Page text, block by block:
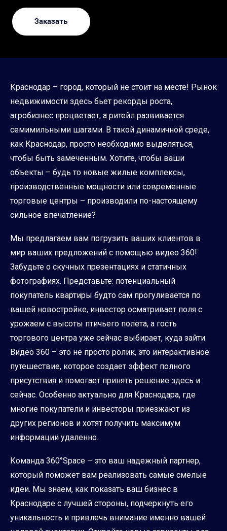
Заказать
Краснодар – город, который не стоит на месте! Рынок
недвижимости здесь бьет рекорды роста,
агробизнес процветает, а ритейл развивается
семимильными шагами. В такой динамичной среде,
как Краснодар, просто необходимо выделяться,
чтобы быть замеченным. Хотите, чтобы ваши
объекты – будь то новые жилые комплексы,
производственные мощности или современные
торговые центры – производили по-настоящему
сильное впечатление?
Мы предлагаем вам погрузить ваших клиентов в
мир ваших предложений с помощью видео 360!
Забудьте о скучных презентациях и статичных
фотографиях. Представьте: потенциальный
покупатель квартиры будто сам прогуливается по
вашей новостройке, инвестор осматривает поля с
урожаем с высоты птичьего полета, а гость
торгового центра уже сейчас выбирает, куда зайти.
Видео 360 – это не просто ролик, это интерактивное
путешествие, которое создает эффект полного
присутствия и помогает принять решение здесь и
сейчас. Особенно актуально для Краснодара, где
многие покупатели и инвесторы приезжают из
других регионов и хотят получить максимум
информации удаленно.
Команда 360°Space – это ваш надежный партнер,
который поможет вам реализовать самые смелые
идеи. Мы знаем, как показать ваш бизнес в
Краснодаре с лучшей стороны, подчеркнуть его
уникальность и привлечь внимание именно вашей